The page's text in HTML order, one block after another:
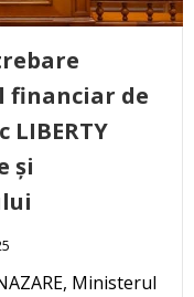
financiar de
și
Ministerul